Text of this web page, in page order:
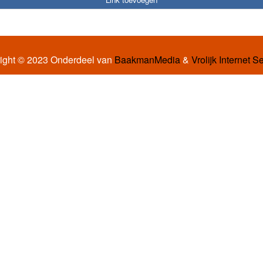
© 2023 Onderdeel van BaakmanMedia& Vrolijk Internet